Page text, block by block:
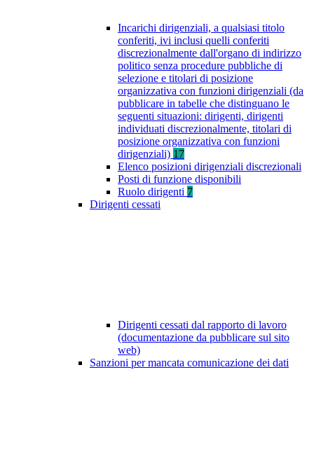
Incarichi dirigenziali, a qualsiasi titolo
conferiti, ivi inclusi quelli conferiti
discrezionalmente dall'organo di indirizzo
politico senza procedure pubbliche di
selezione e titolari di posizione
organizzativa con funzioni dirigenziali (da
pubblicare in tabelle che distinguano le
seguenti situazioni: dirigenti, dirigenti
individuati discrezionalmente, titolari di
posizione organizzativa con funzioni
dirigenziali) 17
Elenco posizioni dirigenziali discrezionali
Posti di funzione disponibili
Ruolo dirigenti 7
Dirigenti cessati
Dirigenti cessati dal rapporto di lavoro
(documentazione da pubblicare sul sito
web)
Sanzioni per mancata comunicazione dei dati